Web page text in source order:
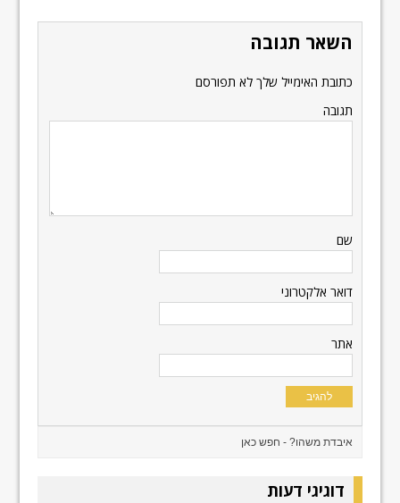
השאר תגובה
כתובת האימייל שלך לא תפורסם
תגובה
שם
דואר אלקטרוני
אתר
דוגיגי דעות